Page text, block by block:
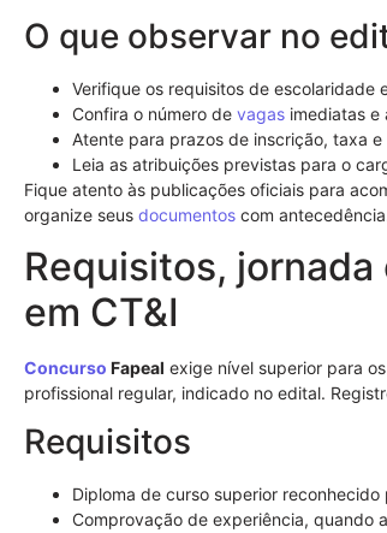
O que observar no
Verifique os requisitos de escolaridade
Confira o número de vagas imediatas e
Atente para prazos de inscrição, taxa
Leia as atribuições previstas para o
Fique atento às publicações oficiais para
organize seus documentos com
Requisitos,
em CT&I
Concurso Fapeal exige nível superior para
profissional regular, indicado no edital.
Requisitos
Diploma de curso superior reconhecido
Comprovação de experiência, quando